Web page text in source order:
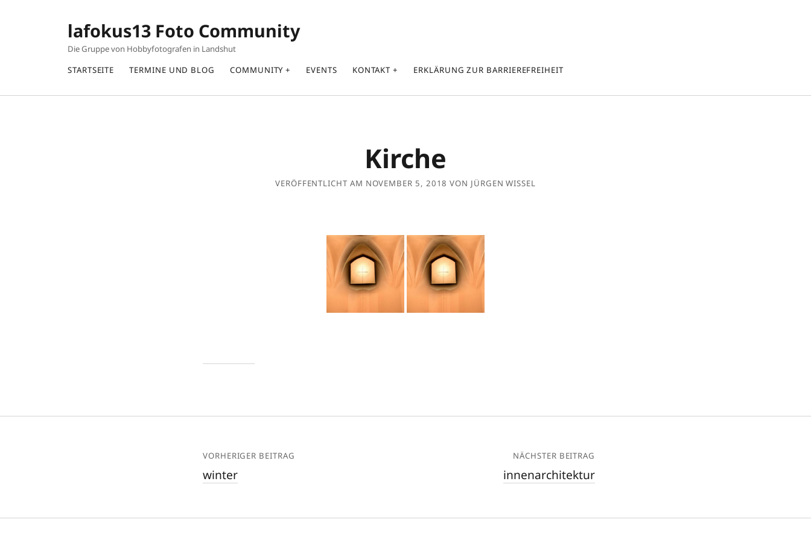
lafokus13 Foto Community
Die Gruppe von Hobbyfotografen in Landshut
STARTSEITE
TERMINE UND BLOG COMMUNITY EVENTS KONTAKT ERKLÄRUNG ZUR BARRIEREFREIHEIT
Kirche
VERÖFFENTLICHT AM NOVEMBER 5, 2018 VON JÜRGEN WISSEL
VORHERIGER BEITRAG
winter
NÄCHSTER BEITRAG
innenarchitektur